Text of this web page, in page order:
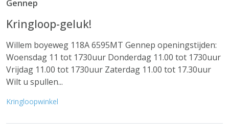
Gennep
Kringloop-geluk!
Willem boyeweg 118A 6595MT Gennep openingstijden:
Woensdag 11 tot 1730uur Donderdag 11.00 tot 1730uur
Vrijdag 11.00 tot 1730uur Zaterdag 11.00 tot 17.30uur
Wilt u spullen...
Kringloopwinkel